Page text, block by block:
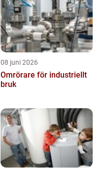
08 juni 2026
Omrörare för industriellt
bruk